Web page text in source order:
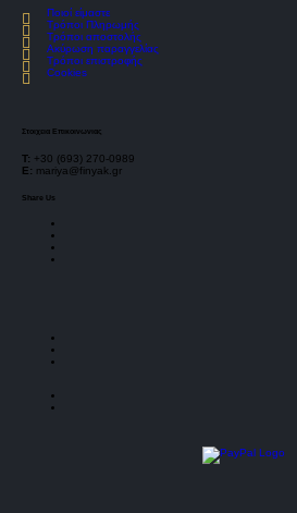
Ποιοί είμαστε
Τρόποι Πληρωμής
Τρόποι αποστολής
Ακύρωση παραγγελίας
Τρόποι επιστροφής
Cookies
Στοιχεια Επικοινωνιας
Τ: +30 (693) 270-0989
E: mariya@finyak.gr
Share Us